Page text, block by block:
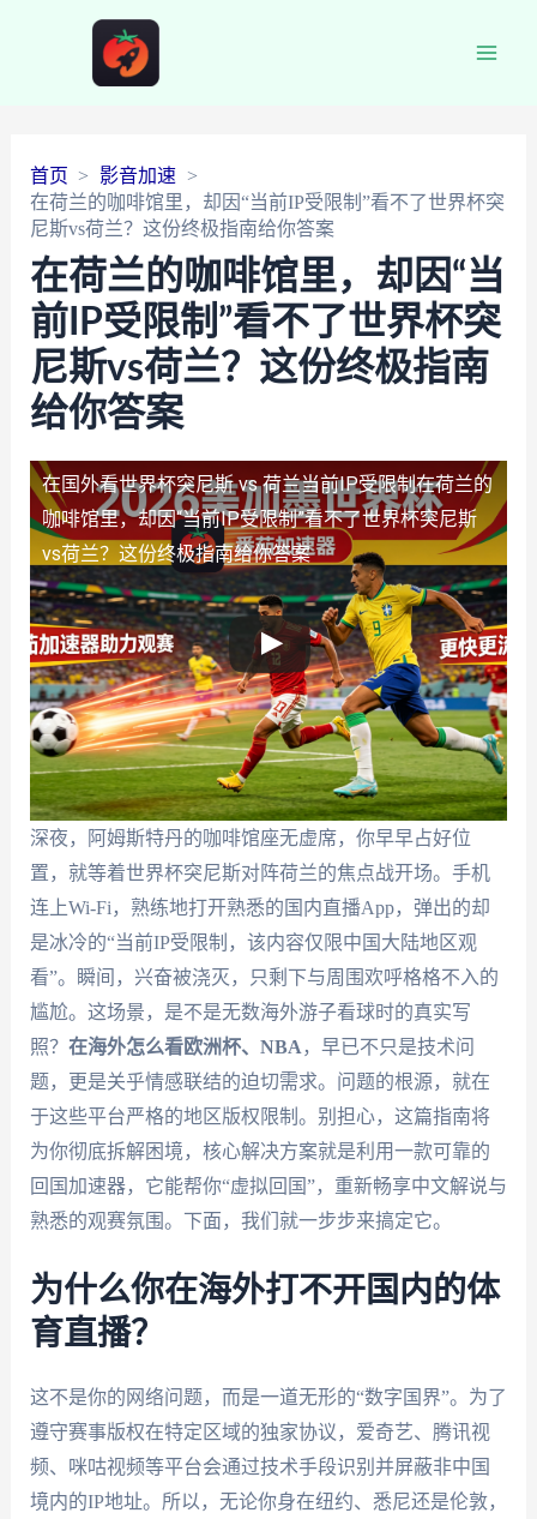
首页
影音加速
在荷兰的咖啡馆里，却因“当前IP受限制”看不了世界杯突
尼斯vs荷兰？这份终极指南给你答案
在荷兰的咖啡馆里，却因“当
前IP受限制”看不了世界杯突
尼斯vs荷兰？这份终极指南
给你答案
在国外看世界杯突尼斯 vs 荷兰当前IP受限制在荷兰的
咖啡馆里，却因“当前IP受限制”看不了世界杯突尼斯
vs荷兰？这份终极指南给你答案
深夜，阿姆斯特丹的咖啡馆座无虚席，你早早占好位
置，就等着世界杯突尼斯对阵荷兰的焦点战开场。手机
连上Wi-Fi，熟练地打开熟悉的国内直播App，弹出的却
是冰冷的“当前IP受限制，该内容仅限中国大陆地区观
看”。瞬间，兴奋被浇灭，只剩下与周围欢呼格格不入的
尴尬。这场景，是不是无数海外游子看球时的真实写
照？ 在海外怎么看欧洲杯、NBA ，早已不只是技术问
题，更是关乎情感联结的迫切需求。问题的根源，就在
于这些平台严格的地区版权限制。别担心，这篇指南将
为你彻底拆解困境，核心解决方案就是利用一款可靠的
回国加速器，它能帮你“虚拟回国”，重新畅享中文解说与
熟悉的观赛氛围。下面，我们就一步步来搞定它。
为什么你在海外打不开国内的体
育直播？
这不是你的网络问题，而是一道无形的“数字国界”。为了
遵守赛事版权在特定区域的独家协议，爱奇艺、腾讯视
频、咪咕视频等平台会通过技术手段识别并屏蔽非中国
境内的IP地址。所以，无论你身在纽约、悉尼还是伦敦，